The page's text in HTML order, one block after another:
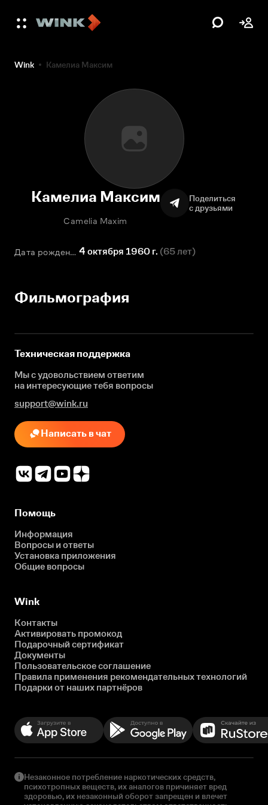
Wink Камелиа Максим
Камелиа Максим
Camelia Maxim
Поделиться
с друзьями
Дата рождения 4 октября 1960 г. (65 лет)
Фильмография
Техническая поддержка
Мы с удовольствием ответим
на интересующиетебя вопросы
support@wink.ru
Написать в чат
Помощь
Информация
Вопросы и ответы
Установка приложения
Общие вопросы
Wink
Контакты
Активировать промокод
Подарочный сертификат
Документы
Пользовательское соглашение
Правила применения рекомендательных технологий
Подарки от наших партнёров
Незаконное потребление наркотических средств,
психотропных веществ, их аналогов причиняет вред
здоровью, их незаконный оборот запрещен и влечет